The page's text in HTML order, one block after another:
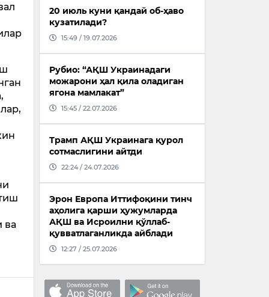
ва
20 июль куни қандай об-ҳаво
кузатилади?
15:49 / 19.07.2026
Рубио: “АҚШ Украинадаги
можарони ҳал қила оладиган
ягона мамлакат”
15:45 / 22.07.2026
Трамп АҚШ Украинага қурол
сотмаслигини айтди
22:24 / 24.07.2026
Эрон Европа Иттифоқини тинч
аҳолига қарши ҳужумларда
АҚШ ва Исроилни қўллаб-
қувватлаганликда айблади
12:27 / 25.07.2026